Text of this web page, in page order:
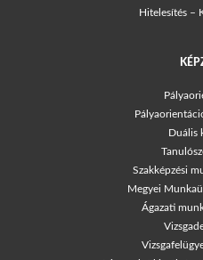
Hitelesítés –
Duális
Szakképzési
Megyei
Ágazati